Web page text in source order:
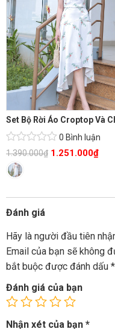
0 Bình luận
1.390.000₫ 1.251.000₫
Đánh giá
Hãy là người đầu tiên
Email của bạn sẽ không
bắt buộc được đánh dấu *
Đánh giá của bạn
Nhận xét của bạn *